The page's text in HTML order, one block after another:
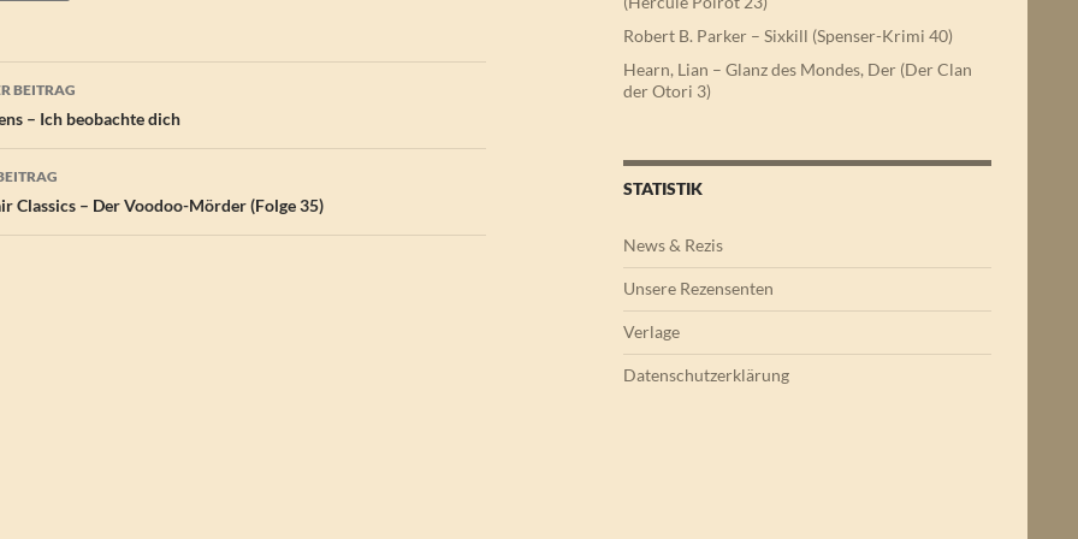
BEITRAG
– Ich beobachte dich
Classics – Der Voodoo-Mörder (Folge 35)
Robert B. Parker – Sixkill (Spenser-Krimi 40)
Hearn, Lian – Glanz des Mondes, Der (Der Clan
der Otori 3)
STATISTIK
News & Rezis
Unsere Rezensenten
Verlage
Datenschutzerklärung